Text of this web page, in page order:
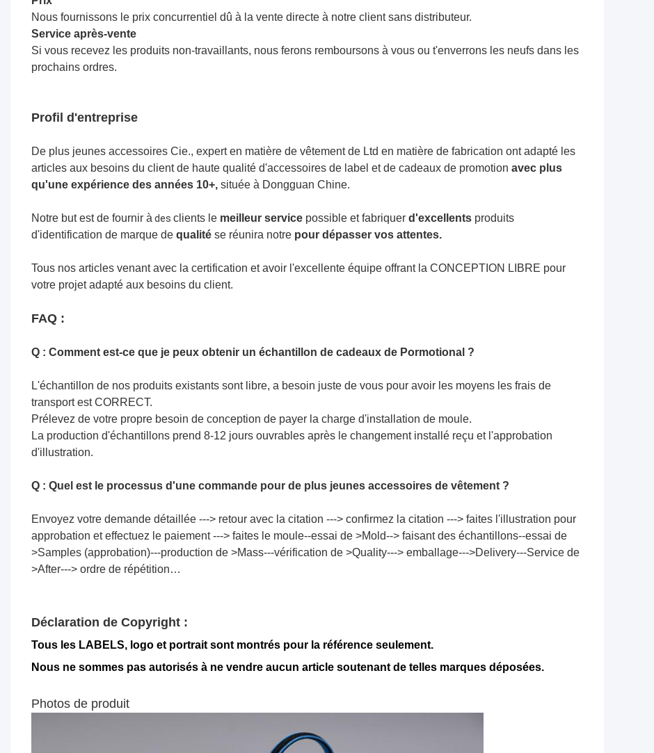
Nous fournissons le prix concurrentiel dû à la vente directe à notre client sans distributeur.
Service après-vente
Si vous recevez les produits non-travaillants, nous ferons remboursons à vous ou t'enverrons les neufs dans les
prochains ordres.
Profil d'entreprise
De plus jeunes accessoires Cie., expert en matière de vêtement de Ltd en matière de fabrication ont adapté les
articles aux besoins du client de haute qualité d'accessoires de label et de cadeaux de promotion avec plus
qu'une expérience des années 10+, située à Dongguan Chine.
Notre but est de fournir à des clients le meilleur service possible et fabriquer d'excellents produits
d'identification de marque de qualité se réunira notre pour dépasser vos attentes.
Tous nos articles venant avec la certification et avoir l'excellente équipe offrant la CONCEPTION LIBRE pour
votre projet adapté aux besoins du client.
FAQ :
Q : Comment est-ce que je peux obtenir un échantillon de cadeaux de Pormotional ?
L'échantillon de nos produits existants sont libre, a besoin juste de vous pour avoir les moyens les frais de
transport est CORRECT.
Prélevez de votre propre besoin de conception de payer la charge d'installation de moule.
La production d'échantillons prend 8-12 jours ouvrables après le changement installé reçu et l'approbation
d'illustration.
Q : Quel est le processus d'une commande pour de plus jeunes accessoires de vêtement ?
Envoyez votre demande détaillée ---> retour avec la citation ---> confirmez la citation ---> faites l'illustration pour
approbation et effectuez le paiement ---> faites le moule--essai de >Mold--> faisant des échantillons--essai de
>Samples (approbation)---production de >Mass---vérification de >Quality---> emballage--->Delivery---Service de
>After---> ordre de répétition…
Déclaration de Copyright :
Tous les LABELS, logo et portrait sont montrés pour la référence seulement.
Nous ne sommes pas autorisés à ne vendre aucun article soutenant de telles marques déposées.
Photos de produit